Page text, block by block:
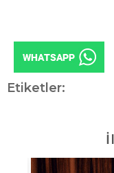
Etiketler: